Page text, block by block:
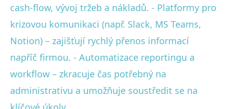
cash-flow, vývoj tržeb a nákladů. - Platformy pro
krizovou komunikaci (např. Slack, MS Teams,
Notion) – zajišťují rychlý přenos informací
napříč firmou. - Automatizace reportingu a
workflow – zkracuje čas potřebný na
administrativu a umožňuje soustředit se na